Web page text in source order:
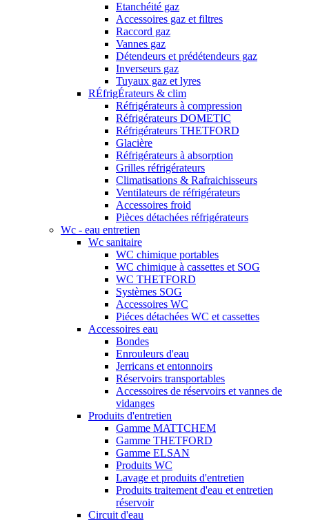
Etanchéité gaz
Accessoires gaz et filtres
Raccord gaz
Vannes gaz
Détendeurs et prédétendeurs gaz
Inverseurs gaz
Tuyaux gaz et lyres
RÉfrigÉrateurs & clim
Réfrigérateurs à compression
Réfrigérateurs DOMETIC
Réfrigérateurs THETFORD
Glacière
Réfrigérateurs à absorption
Grilles réfrigérateurs
Climatisations & Rafraichisseurs
Ventilateurs de réfrigérateurs
Accessoires froid
Pièces détachées réfrigérateurs
Wc - eau entretien
Wc sanitaire
WC chimique portables
WC chimique à cassettes et SOG
WC THETFORD
Systèmes SOG
Accessoires WC
Piéces détachées WC et cassettes
Accessoires eau
Bondes
Enrouleurs d'eau
Jerricans et entonnoirs
Réservoirs transportables
Accessoires de réservoirs et vannes de
vidanges
Produits d'entretien
Gamme MATTCHEM
Gamme THETFORD
Gamme ELSAN
Produits WC
Lavage et produits d'entretien
Produits traitement d'eau et entretien
réservoir
Circuit d'eau